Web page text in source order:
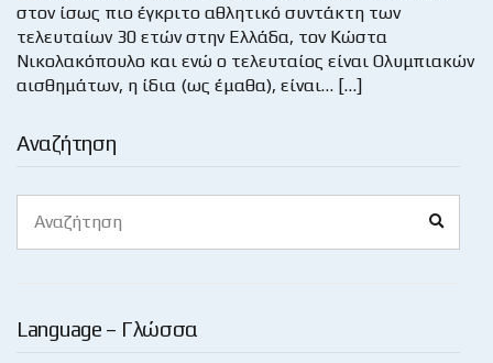
Αναζήτηση
for:
Language – Γλώσσα
στον ίσως πιο έγκριτο αθλητικό συντάκτη των
τελευταίων 30 ετών στην Ελλάδα, τον Κώστα
Νικολακόπουλο και ενώ ο τελευταίος είναι Ολυμπιακών
αισθημάτων, η ίδια (ως έμαθα), είναι… […]